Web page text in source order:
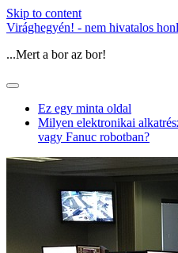
Skip to content
Virághegyén! - nem hivatalos
...Mert a bor az bor!
Ez egy minta oldal
Milyen elektronikai
vagy Fanuc robotban?